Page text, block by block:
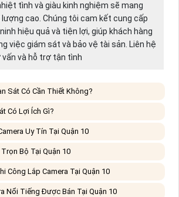
tình và giàu kinh nghiệm sẽ mang
cao. Chúng tôi cam kết cung cấp
hiệu quả và tiện lợi, giúp khách hàng
việc giám sát và bảo vệ tài sản. Liên hệ
và hỗ trợ tận tình
Sát Có Cần Thiết Không?
Có Lợi Ích Gì?
Uy Tín Tại Quận 10
Bộ Tại Quận 10
Công Lắp Camera Tại Quận 10
Nổi Tiếng Được Bán Tại Quận 10